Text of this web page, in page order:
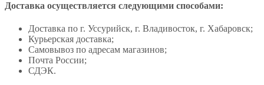
Доставка осуществляется следующими способами:
Доставка по г. Уссурийск, г. Владивосток, г. Хабаровск;
Курьерская доставка;
Самовывоз по адресам магазинов;
Почта России;
СДЭК.